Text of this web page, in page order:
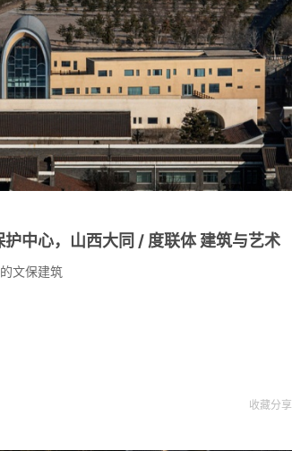
护中心，山西大同 / 度联体 建筑与艺术
文保建筑
收藏分享